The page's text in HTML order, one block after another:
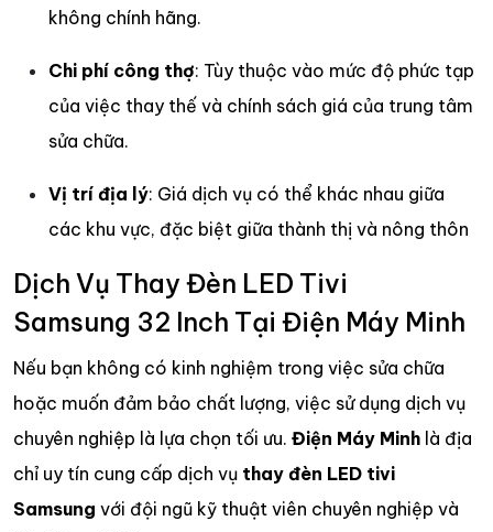
không chính hãng.
Chi phí công thợ: Tùy thuộc vào mức độ phức tạp
của việc thay thế và chính sách giá của trung tâm
sửa chữa.
Vị trí địa lý: Giá dịch vụ có thể khác nhau giữa
các khu vực, đặc biệt giữa thành thị và nông thôn
Dịch Vụ Thay Đèn LED Tivi
Samsung 32 Inch Tại Điện Máy Minh
Nếu bạn không có kinh nghiệm trong việc sửa chữa
hoặc muốn đảm bảo chất lượng, việc sử dụng dịch vụ
chuyên nghiệp là lựa chọn tối ưu. Điện Máy Minh là địa
chỉ uy tín cung cấp dịch vụ thay đèn LED tivi
Samsung với đội ngũ kỹ thuật viên chuyên nghiệp và